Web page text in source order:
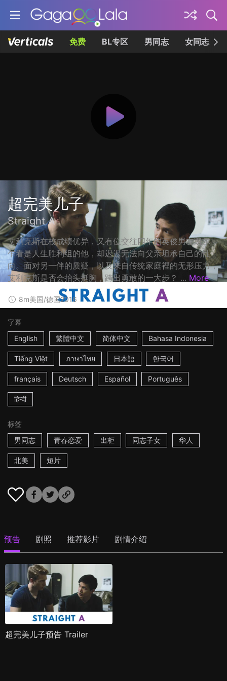
免费 BL专区 男同志 女同志
超完美儿子
Straight A
艾利克斯在校成绩优异，又有位交往四年的英俊男友凯尔，
乍看是人生胜利组的他，却迟迟无法向父亲坦承自己的性
向。面对另一伴的质疑，以及来自传统家庭裡的无形压力，
艾利克斯是否会抬头挺胸，跨出勇敢的一大步？ ... More
8m美国/德国2016
字幕
English
繁體中文 简体中文 Bahasa Indonesia
Tiếng Việt ภาษาไทย 日本語 한국어
français Deutsch Español Português
हिन्दी
标签
男同志
青春恋爱 出柜 同志子女 华人
北美 短片
预告 剧照 推荐影片 剧情介绍
超完美儿子预告 Trailer